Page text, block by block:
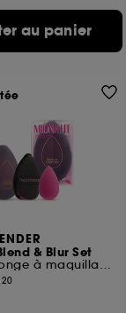
au panier
& Blur Set
Coffret éponge à maquillage, houppette et trousse